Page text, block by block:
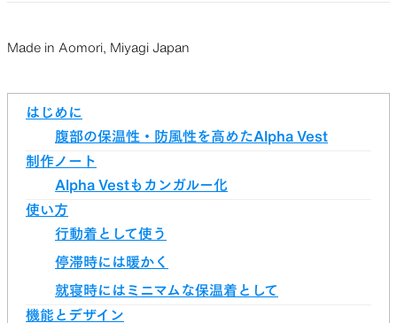
Made in Aomori, Miyagi Japan
はじめに
腹部の保温性・防風性を高めたAlpha Vest
制作ノート
Alpha Vestもカンガルー化
使い方
行動着として使う
停滞時には暖かく
就寝時にはミニマムな保温着として
機能とデザイン